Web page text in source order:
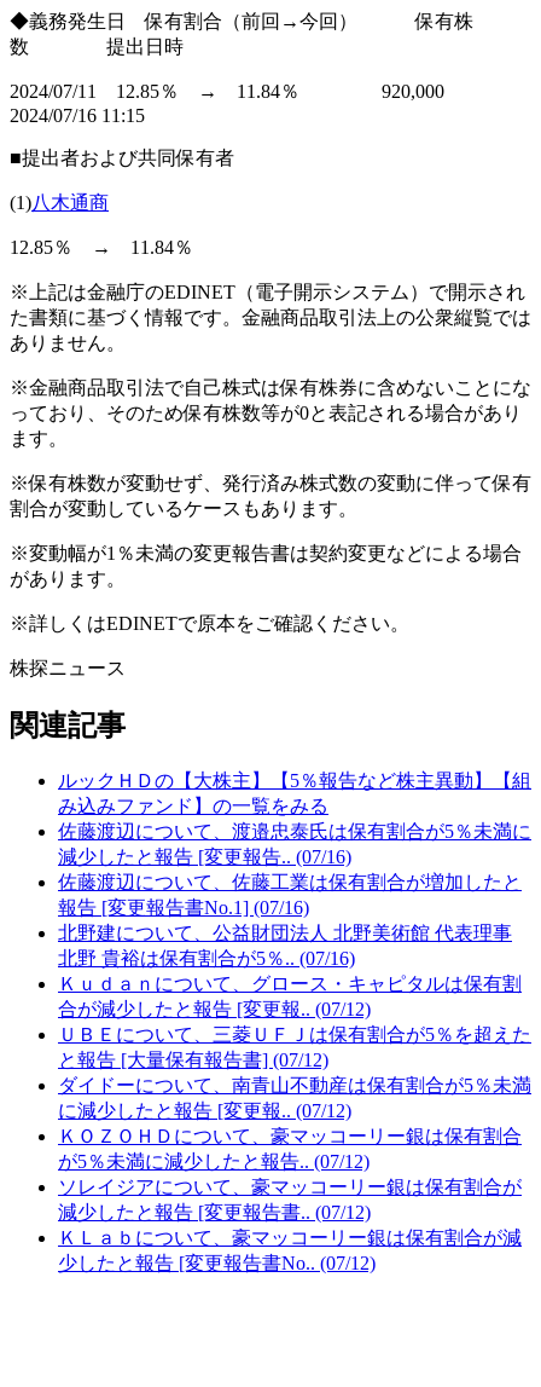
◆義務発生日 保有割合（前回→今回） 保有株
数 提出日時
2024/07/11 12.85％ → 11.84％ 920,000
2024/07/16 11:15
■提出者および共同保有者
(1)八木通商
12.85％ → 11.84％
※上記は金融庁のEDINET（電子開示システム）で開示され
た書類に基づく情報です。金融商品取引法上の公衆縦覧では
ありません。
※金融商品取引法で自己株式は保有株券に含めないことにな
っており、そのため保有株数等が0と表記される場合があり
ます。
※保有株数が変動せず、発行済み株式数の変動に伴って保有
割合が変動しているケースもあります。
※変動幅が1％未満の変更報告書は契約変更などによる場合
があります。
※詳しくはEDINETで原本をご確認ください。
株探ニュース
関連記事
ルックＨＤの【大株主】【5％報告など株主異動】【組
み込みファンド】の一覧をみる
佐藤渡辺について、渡邉忠泰氏は保有割合が5％未満に
減少したと報告 [変更報告.. (07/16)
佐藤渡辺について、佐藤工業は保有割合が増加したと
報告 [変更報告書No.1] (07/16)
北野建について、公益財団法人 北野美術館 代表理事
北野 貴裕は保有割合が5％.. (07/16)
Ｋｕｄａｎについて、グロース・キャピタルは保有割
合が減少したと報告 [変更報.. (07/12)
ＵＢＥについて、三菱ＵＦＪは保有割合が5％を超えた
と報告 [大量保有報告書] (07/12)
ダイドーについて、南青山不動産は保有割合が5％未満
に減少したと報告 [変更報.. (07/12)
ＫＯＺＯＨＤについて、豪マッコーリー銀は保有割合
が5％未満に減少したと報告.. (07/12)
ソレイジアについて、豪マッコーリー銀は保有割合が
減少したと報告 [変更報告書.. (07/12)
ＫＬａｂについて、豪マッコーリー銀は保有割合が減
少したと報告 [変更報告書No.. (07/12)